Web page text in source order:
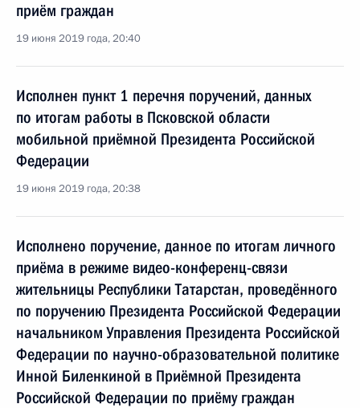
приём граждан
19 июня 2019 года, 20:40
Исполнен пункт 1 перечня поручений, данных
по итогам работы в Псковской области
мобильной приёмной Президента Российской
Федерации
19 июня 2019 года, 20:38
Исполнено поручение, данное по итогам личного
приёма в режиме видео-конференц-связи
жительницы Республики Татарстан, проведённого
по поручению Президента Российской Федерации
начальником Управления Президента Российской
Федерации по научно-образовательной политике
Инной Биленкиной в Приёмной Президента
Российской Федерации по приёму граждан